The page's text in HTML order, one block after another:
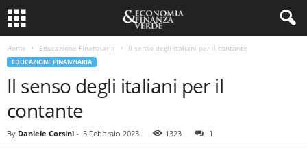
Home Educazione Finanziaria Il senso degli italiani per il contante
EDUCAZIONE FINANZIARIA
Il senso degli italiani per il
contante
By Daniele Corsini - 5 Febbraio 2023 1323 1